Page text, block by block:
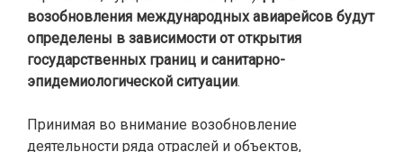
возобновления международных авиарейсов будут
определены в зависимости от открытия
государственных границ и санитарно-
эпидемиологической ситуации.
Принимая во внимание возобновление
деятельности ряда отраслей и объектов,